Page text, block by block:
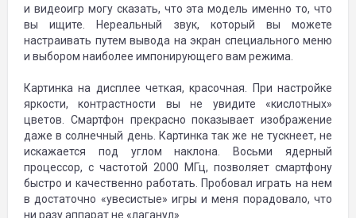
и видеоигр могу сказать, что эта модель именно то, что
вы ищите. Нереальный звук, который вы можете
настраивать путем вывода на экран специального меню
и выбором наиболее импонирующего вам режима.
Картинка на дисплее четкая, красочная. При настройке
яркости, контрастности вы не увидите «кислотных»
цветов. Смартфон прекрасно показывает изображение
даже в солнечный день. Картинка так же не тускнеет, не
искажается под углом наклона. Восьми ядерный
процессор, с частотой 2000 МГц, позволяет смартфону
быстро и качественно работать. Пробовал играть на нем
в достаточно «увесистые» игры и меня порадовало, что
ни разу аппарат не «лаганул».